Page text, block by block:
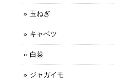
玉ねぎ
キャベツ
白菜
ジャガイモ